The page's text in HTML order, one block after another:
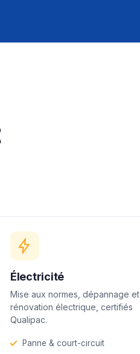
Électricité
Mise aux normes, dépannage et
rénovation électrique, certifiés
Qualipac.
Panne & court-circuit